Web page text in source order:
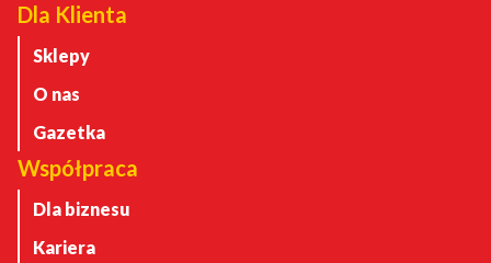
Dla Klienta
Sklepy
O nas
Gazetka
Współpraca
Dla biznesu
Kariera